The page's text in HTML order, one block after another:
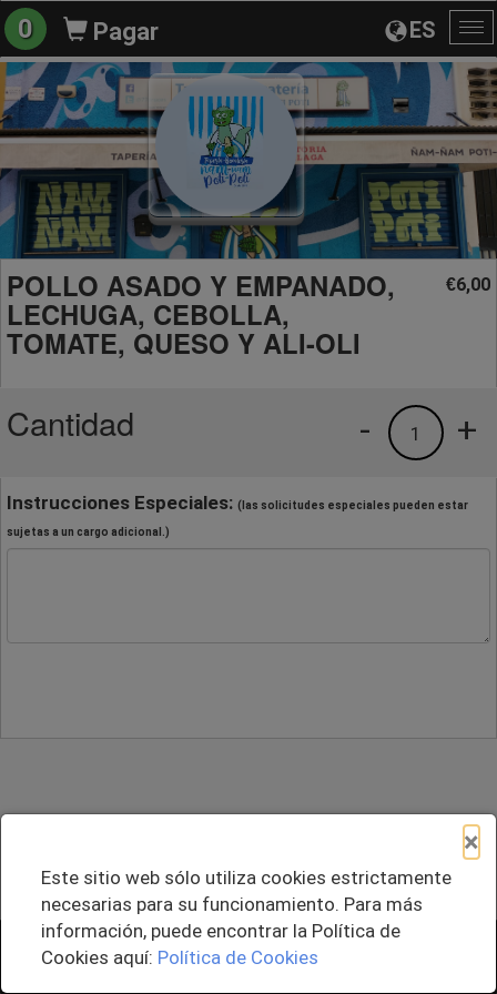
ES
0 Pagar
POLLO ASADO Y EMPANADO,
LECHUGA, CEBOLLA,
TOMATE, QUESO Y ALI-OLI
€6,00
Cantidad +
1
-
Instrucciones Especiales: (las solicitudes especiales pueden estar
sujetas a un cargo adicional.)
+ Agregar al Pedido
×
Este sitio web sólo utiliza cookies estrictamente
necesarias para su funcionamiento. Para más
información, puede encontrar la Política de
Cookies aquí: Política de Cookies